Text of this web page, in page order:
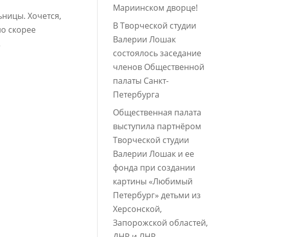
Хочется,
скорее
Мариинском дворце!
В Творческой студии
Валерии Лошак
состоялось заседание
членов Общественной
палаты Санкт-
Петербурга
Общественная палата
выступила партнёром
Творческой студии
Валерии Лошак и ее
фонда при создании
картины «Любимый
Петербург» детьми из
Херсонской,
Запорожской областей,